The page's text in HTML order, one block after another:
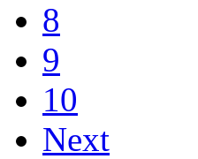
8
9
10
Next